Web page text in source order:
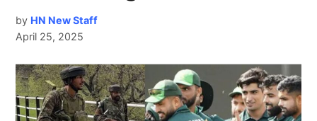
by HN New Staff
April 25, 2025